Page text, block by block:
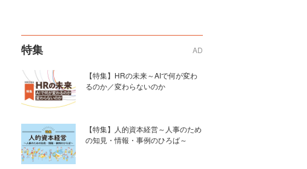
特集 AD
【特集】HRの未来～AIで何が変わ
るのか／変わらないのか
【特集】人的資本経営～人事のため
の知見・情報・事例のひろば～